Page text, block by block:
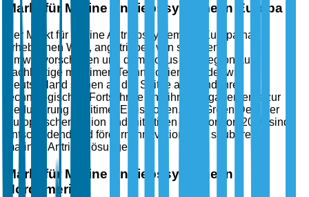
Markt für Marine Antriebssysteme in Europa
Der Markt für Marine Antriebssysteme in Europa hat
erheblichen Wert, angetrieben von strengen
Umweltvorschriften und dem Fokus der Region auf
nachhaltige maritimen Technologien. Länder wie
Deutschland stehen an der Spitze aufgrund ihrer
technologischen Fortschritte und ihres Engagements zur
Reduzierung maritimer Emissionen. Der Green Deal der
Europäischen Union und Initiativen wie Horizon 2020 sind
entscheidend und fördern Innovationen in saubereren
marinen Antriebslösungen.
Markt für Marine Antriebssysteme in
Nordamerika